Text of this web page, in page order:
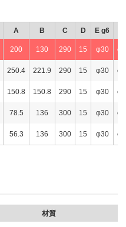
A B C D E g6
200 130 290 15 φ30
250.4 221.9 290 15 φ30
150.8 150.8 290 15 φ30
78.5 136 300 15 φ30
56.3 136 300 15 φ30
材質